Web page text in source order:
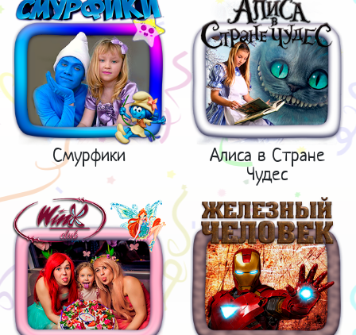
Смурфики
Алиса в Стране
Чудес